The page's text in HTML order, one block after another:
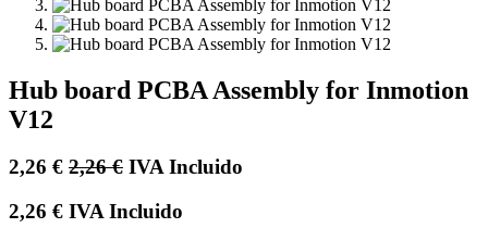
Hub board PCBA Assembly for Inmotion
V12
2,26 € 2,26€ IVA Incluido
2,26 € IVA Incluido